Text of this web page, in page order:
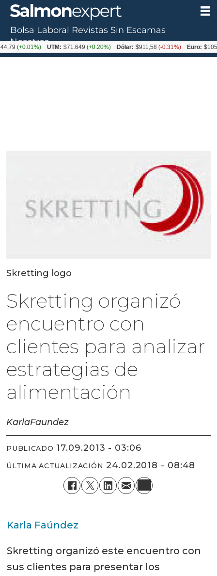
Skretting logo
Skretting organizó
encuentro con
clientes para analizar
estrategias de
alimentación
KarlaFaundez
PUBLICADO 17.09.2013 - 03:06
ÚLTIMA ACTUALIZACIÓN 24.02.2018 - 08:48
Karla Faúndez
Skretting organizó este encuentro con
sus clientes para presentar los
Bolsa Laboral Revistas Sin Escamas
Nosotros
UTM: $71.649(+0.20%) Dólar: $911,58(-0.31%) Euro: $1053,36